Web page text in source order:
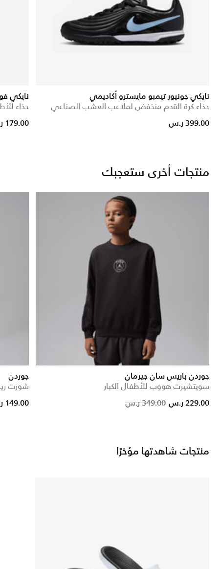
نايكي جونيور تيمبو مايسترو أكاديمي
حذاء كرة القدم منخفض لملاعب العشب الصناعي
399.00 ر.س
نايكي فورس 1
حذاء
reduced from
to
179.00 ر.س
منتجات أخرى ستعجبك
جوردن باريس سان جيرمان
سويتشيرت هووب للأطفال الكبار
Price reduced349.00 ر.س to229.00 ر.س
جوردن
شورت
from
149.00 ر.س
منتجات شاهدتها مؤخرًا